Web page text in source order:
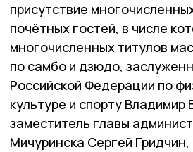
присутствие
почётных гостей, в числе
многочисленных титулов
по самбо и дзюдо,
Российской Федерации по
культуре и спорту Владимир
заместитель главы
Мичуринска Сергей